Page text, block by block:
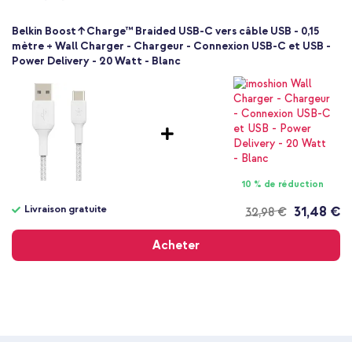
21
Non
Belkin Boost↑Charge™ Braided USB-C vers câble USB - 0,15
mètre + Wall Charger - Chargeur - Connexion USB-C et USB -
Power Delivery - 20 Watt - Blanc
10 % de réduction
32,98 €
Livraison gratuite 31,48 €
Acheter